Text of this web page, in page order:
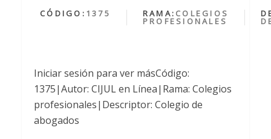
CÓDIGO: 1375 RAMA: COLEGIOS
PROFESIONALES
Iniciar sesión para ver másCódigo:
1375|Autor: CIJUL en Línea|Rama: Colegios
profesionales|Descriptor: Colegio de
abogados